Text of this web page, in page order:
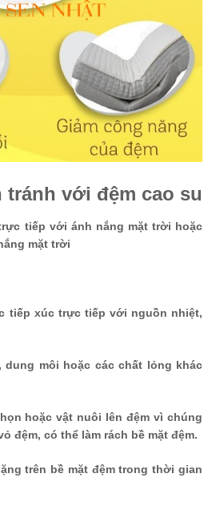
tránh với đệm cao su
tiếp với ánh nắng mặt trời hoặc
mặt trời
tiếp xúc trực tiếp với nguồn nhiệt,
dung môi hoặc các chất lỏng khác
hoặc vật nuôi lên đệm vì chúng
đệm, có thể làm rách bề mặt đệm.
trên bề mặt đệm trong thời gian